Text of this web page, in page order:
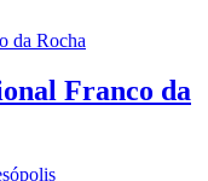
Franco da